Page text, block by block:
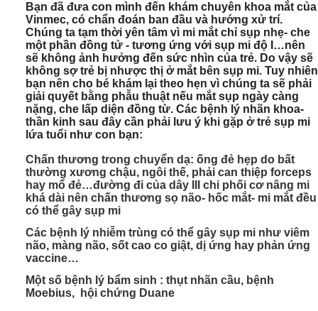
Bạn đã đưa con mình đến khám chuyên khoa mắt của
Vinmec, có chẩn đoán ban đầu và hướng xử trí.
Chúng ta tạm thời yên tâm vì mi mắt chỉ sụp nhẹ- che
một phần đồng tử - tương ứng với sụp mi độ I…nên
sẽ không ảnh hưởng đến sức nhìn của trẻ. Do vậy sẽ
không sợ trẻ bị nhược thị ở mắt bên sụp mi. Tuy nhiên
bạn nên cho bé khám lại theo hẹn vì chúng ta sẽ phải
giải quyết bằng phẫu thuật nếu mắt sụp ngày càng
nặng, che lấp diện đồng từ. Các bệnh lý nhãn khoa-
thần kinh sau đây cần phải lưu ý khi gặp ở trẻ sụp mi
lứa tuổi như con bạn:
Chấn thương trong chuyển dạ: ống đẻ hẹp do bất
thường xương chậu, ngôi thế, phải can thiệp forceps
hay mổ đẻ…đường đi của dây III chi phối cơ nâng mi
khá dài nên chấn thương sọ não- hốc mắt- mi mắt đều
có thể gây sụp mi
Các bệnh lý nhiễm trùng có thể gây sụp mi như viêm
não, màng não, sốt cao co giật, dị ứng hay phản ứng
vaccine…
Một số bệnh lý bẩm sinh : thụt nhãn cầu, bệnh
Moebius, hội chứng Duane